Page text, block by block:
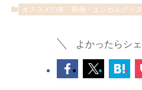
オススメの本・映画・エシカルグッズ
よかったらシ